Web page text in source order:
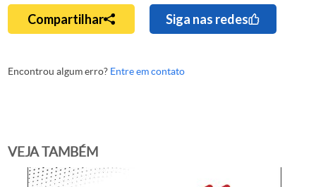
Compartilhar Siga nas redes
Encontrou algum erro? Entre em contato
VEJA TAMBÉM